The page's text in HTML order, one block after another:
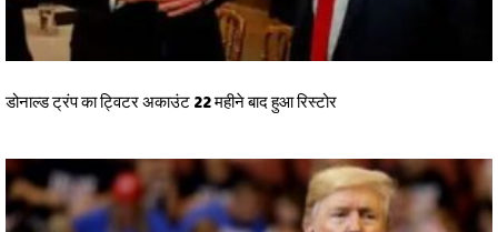
डोनाल्ड ट्रंप का ट्विटर अकाउंट 22 महीने बाद हुआ रिस्टोर